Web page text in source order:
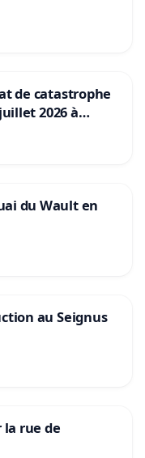
de catastrophe
2026 à
du Wault en
au Seignus
rue de